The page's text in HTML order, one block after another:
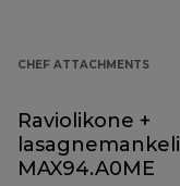
CHEF ATTACHMENTS
Raviolikone +
lasagnemankeli
MAX94.A0ME